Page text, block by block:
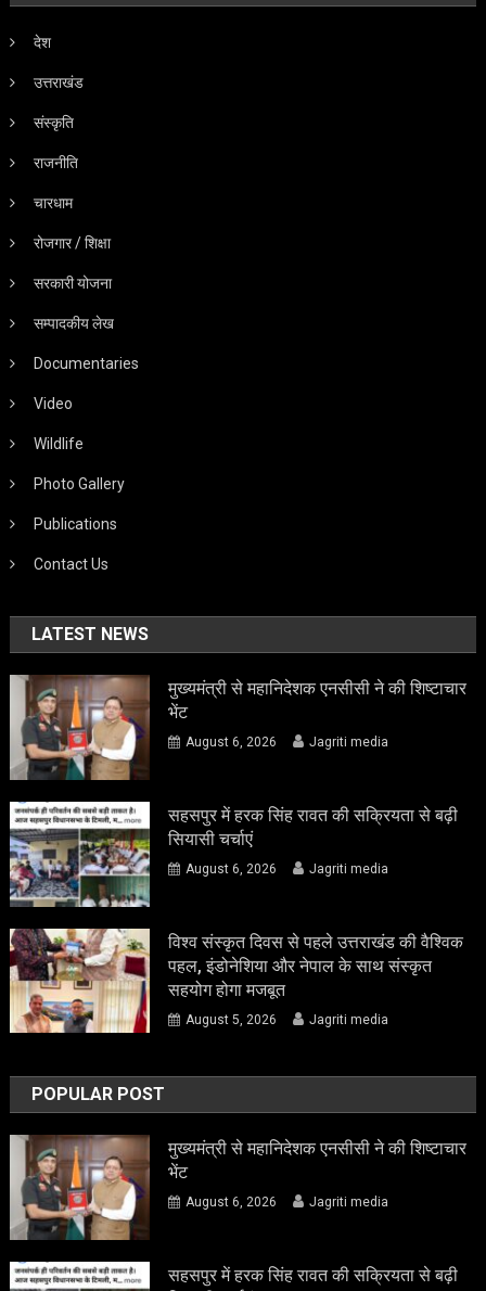
देश
उत्तराखंड
संस्कृति
राजनीति
चारधाम
रोजगार / शिक्षा
सरकारी योजना
सम्पादकीय लेख
Documentaries
Video
Wildlife
Photo Gallery
Publications
Contact Us
LATEST NEWS
मुख्यमंत्री से महानिदेशक एनसीसी ने की शिष्टाचार
भेंट
August 6, 2026 Jagriti media
सहसपुर में हरक सिंह रावत की सक्रियता से बढ़ी
सियासी चर्चाएं
August 6, 2026 Jagriti media
विश्व संस्कृत दिवस से पहले उत्तराखंड की वैश्विक
पहल, इंडोनेशिया और नेपाल के साथ संस्कृत
सहयोग होगा मजबूत
August 5, 2026 Jagriti media
POPULAR POST
मुख्यमंत्री से महानिदेशक एनसीसी ने की शिष्टाचार
भेंट
August 6, 2026 Jagriti media
सहसपुर में हरक सिंह रावत की सक्रियता से बढ़ी